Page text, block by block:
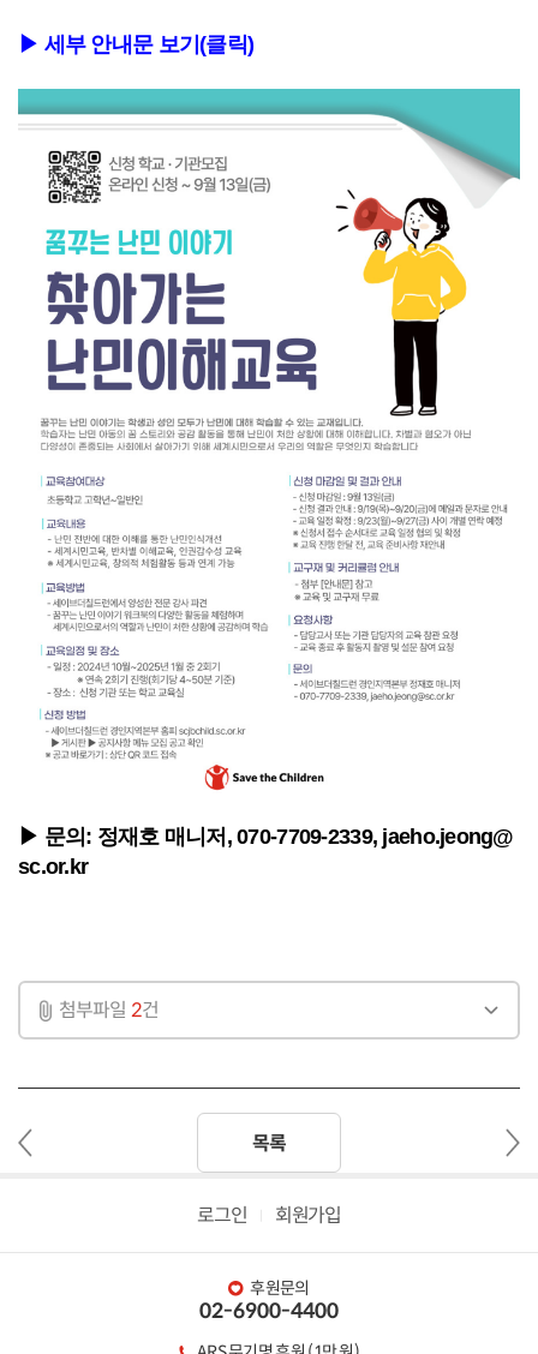
▶ 세부 안내문 보기(클릭)
▶ 문의: 정재호 매니저, 070-7709-2339, jaeho.jeong@
sc.or.kr
첨부파일 2건
목록
로그인
회원가입
후원문의
02-6900-4400